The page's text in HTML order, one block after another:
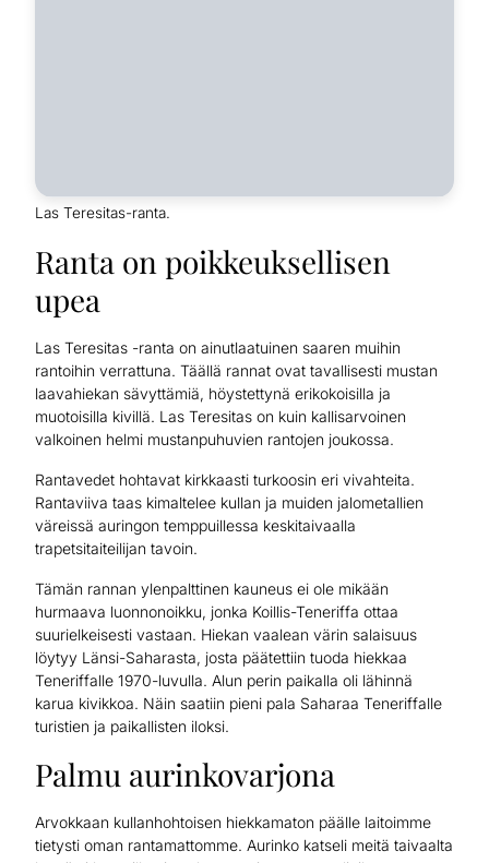
Las Teresitas-ranta.
Ranta on poikkeuksellisen
upea
Las Teresitas -ranta on ainutlaatuinen saaren muihin
rantoihin verrattuna. Täällä rannat ovat tavallisesti mustan
laavahiekan sävyttämiä, höystettynä erikokoisilla ja
muotoisilla kivillä. Las Teresitas on kuin kallisarvoinen
valkoinen helmi mustanpuhuvien rantojen joukossa.
Rantavedet hohtavat kirkkaasti turkoosin eri vivahteita.
Rantaviiva taas kimaltelee kullan ja muiden jalometallien
väreissä auringon temppuillessa keskitaivaalla
trapetsitaiteilijan tavoin.
Tämän rannan ylenpalttinen kauneus ei ole mikään
hurmaava luonnonoikku, jonka Koillis-Teneriffa ottaa
suurielkeisesti vastaan. Hiekan vaalean värin salaisuus
löytyy Länsi-Saharasta, josta päätettiin tuoda hiekkaa
Teneriffalle 1970-luvulla. Alun perin paikalla oli lähinnä
karua kivikkoa. Näin saatiin pieni pala Saharaa Teneriffalle
turistien ja paikallisten iloksi.
Palmu aurinkovarjona
Arvokkaan kullanhohtoisen hiekkamaton päälle laitoimme
tietysti oman rantamattomme. Aurinko katseli meitä taivaalta